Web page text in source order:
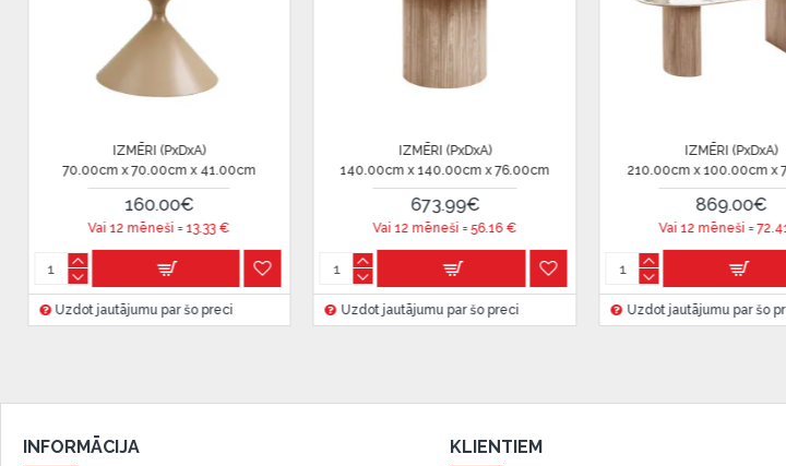
ESTO LV AS (Dokumentu noformēšanai nepieciešams Smart-ID, eParaksts eID,
eParaksts eID mobile, ESTO konts vai banka Swedbank, Luminor, SEB vai
Citadele).
Līzinga līgumu drīkst parakstīt tikai tā persona, kura ir norādīta kredīta saņemšanas
līgumā.
Papildu informācija:
Pirms kredīta noformēšanas, lūdzam iepazīties arpreču piegādes noteikumiem,
kā arī
garantijas un atgriesanas noteikumiem
Finansiālā atbildība:
IZMĒRI (PxDxA)
210.00cm x 100.00cm x 76.00cm
869.00€
Vai 12 mēneši =72.41€
Uzdot jautājumu par šo preci
IZMĒRI (PxDxA)
40.00cm x 40.00cm x 45.00cm
113.00€
Vai 12 mēneši =9.41 €
Uzdot jautājumu par šo preci
IZMĒRI (PxDxA)
75.00cm x 75.00cm x 37.00cm
240.00€
Vai 12 mēneši =20€
Uzdot jautājumu par šo preci
INFORMĀCIJA KLIENTIEM